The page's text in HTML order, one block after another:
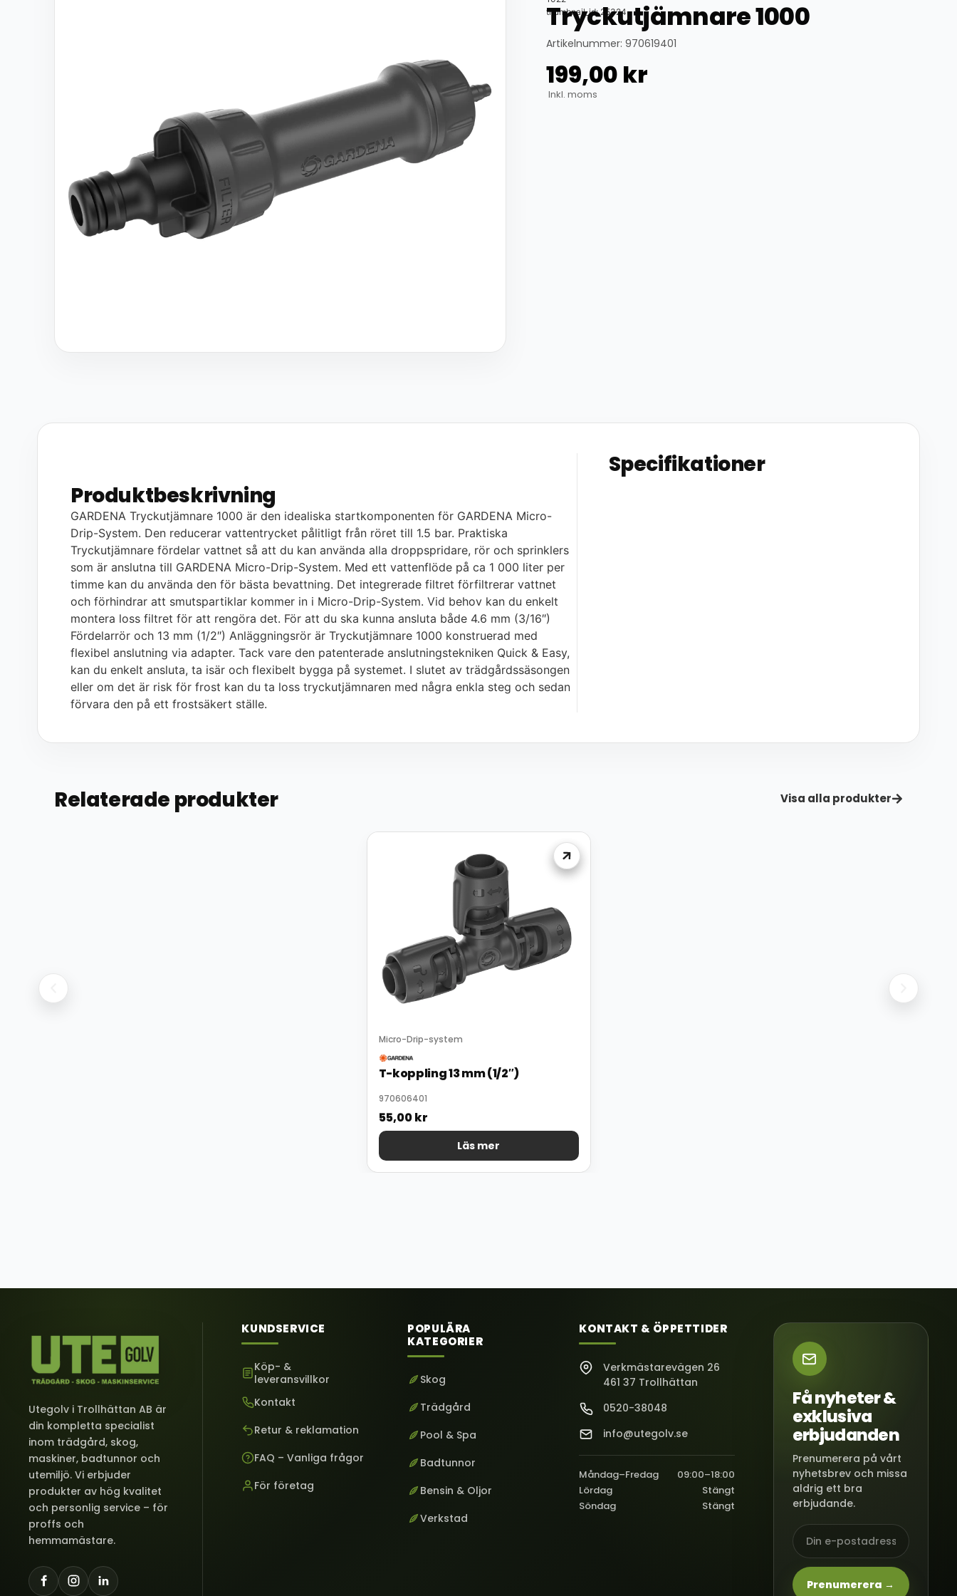
thumbnail_id: 25324
Tryckutjämnare 1000
Artikelnummer: 970619401
199,00 kr
Inkl. moms
Produktbeskrivning
GARDENA Tryckutjämnare 1000 är den idealiska startkomponenten för GARDENA Micro-
Drip-System. Den reducerar vattentrycket pålitligt från röret till 1.5 bar. Praktiska
Tryckutjämnare fördelar vattnet så att du kan använda alla droppspridare, rör och sprinklers
som är anslutna till GARDENA Micro-Drip-System. Med ett vattenflöde på ca 1 000 liter per
timme kan du använda den för bästa bevattning. Det integrerade filtret förfiltrerar vattnet
och förhindrar att smutspartiklar kommer in i Micro-Drip-System. Vid behov kan du enkelt
montera loss filtret för att rengöra det. För att du ska kunna ansluta både 4.6 mm (3/16″)
Fördelarrör och 13 mm (1/2″) Anläggningsrör är Tryckutjämnare 1000 konstruerad med
flexibel anslutning via adapter. Tack vare den patenterade anslutningstekniken Quick & Easy,
kan du enkelt ansluta, ta isär och flexibelt bygga på systemet. I slutet av trädgårdssäsongen
eller om det är risk för frost kan du ta loss tryckutjämnaren med några enkla steg och sedan
förvara den på ett frostsäkert ställe.
Specifikationer
Relaterade produkter Visa alla produkter
Micro-Drip-system
T-koppling 13 mm (1/2″)
970606401
55,00kr
Läs mer
Utegolv i Trollhättan AB är
din kompletta specialist
inom trädgård, skog,
maskiner, badtunnor och
utemiljö. Vi erbjuder
produkter av hög kvalitet
och personlig service – för
proffs och
hemmamästare.
KUNDSERVICE
Köp- &
leveransvillkor
Kontakt
Retur & reklamation
FAQ – Vanliga frågor
För företag
POPULÄRA
KATEGORIER
Skog
Trädgård
Pool & Spa
Badtunnor
Bensin & Oljor
Verkstad
KONTAKT & ÖPPETTIDER
Verkmästarevägen 26
461 37 Trollhättan
0520-38048
info@utegolv.se
Måndag–Fredag
09:00–18:00
Lördag
Stängt
Söndag
Stängt
Få nyheter &
exklusiva
erbjudanden
Prenumerera på vårt
nyhetsbrev och missa
aldrig ett bra
erbjudande.
Prenumerera →